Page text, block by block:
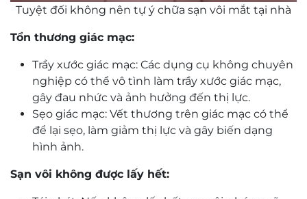
Tuyệt đối không nên tự ý chữa sạn vôi mắt tại nhà
Tổn thương giác mạc:
Trầy xước giác mạc: Các dụng cụ không chuyên
nghiệp có thể vô tình làm trầy xước giác mạc,
gây đau nhức và ảnh hưởng đến thị lực.
Sẹo giác mạc: Vết thương trên giác mạc có thể
để lại sẹo, làm giảm thị lực và gây biến dạng
hình ảnh.
Sạn vôi không được lấy hết: